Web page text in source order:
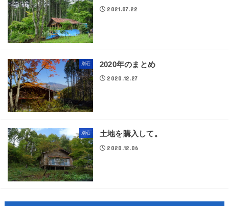
2021.07.22
別荘 2020年のまとめ
2020.12.27
別荘 土地を購入して。
2020.12.06